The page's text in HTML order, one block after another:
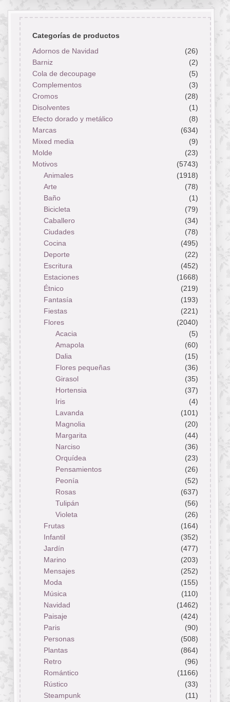
Categorías de productos
Adornos de Navidad
(26)
Barniz
(2)
Cola de decoupage
(5)
Complementos
(3)
Cromos
(28)
Disolventes
(1)
Efecto dorado y metálico
(8)
Marcas
(634)
Mixed media
(9)
Molde
(23)
Motivos
(5743)
Animales
(1918)
Arte
(78)
Baño
(1)
Bicicleta
(79)
Caballero
(34)
Ciudades
(78)
Cocina
(495)
Deporte
(22)
Escritura
(452)
Estaciones
(1668)
Étnico
(219)
Fantasía
(193)
Fiestas
(221)
Flores
(2040)
Acacia
(5)
Amapola
(60)
Dalia
(15)
Flores pequeñas
(36)
Girasol
(35)
Hortensia
(37)
Iris
(4)
Lavanda
(101)
Magnolia
(20)
Margarita
(44)
Narciso
(36)
Orquídea
(23)
Pensamientos
(26)
Peonía
(52)
Rosas
(637)
Tulipán
(56)
Violeta
(26)
Frutas
(164)
Infantil
(352)
Jardín
(477)
Marino
(203)
Mensajes
(252)
Moda
(155)
Música
(110)
Navidad
(1462)
Paisaje
(424)
Paris
(90)
Personas
(508)
Plantas
(864)
Retro
(96)
Romántico
(1166)
Rústico
(33)
Steampunk
(11)